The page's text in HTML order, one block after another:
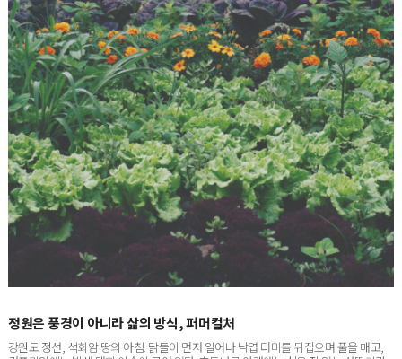
강원도 정선, 석회암 땅의 아침. 닭들이 먼저 일어나 낙엽 더미를 뒤집으며 풀을 매고,
컴프리잎에는 밤새 맺힌 이슬이 고여 있다. 호두나무 아래에는 심은 적 없는 산딸기가